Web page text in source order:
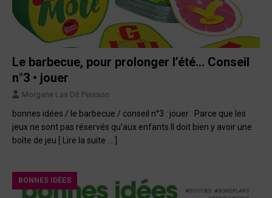
Le barbecue, pour prolonger l’été… Conseil
n°3 • jouer
Morgane Las Dit Peisson
bonnes idées / le barbecue / conseil n°3 : jouer Parce que les
jeux ne sont pas réservés qu’aux enfants Il doit bien y avoir une
boîte de jeu [ Lire la suite … ]
BONNES IDÉES